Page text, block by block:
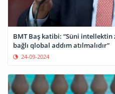
BMT Baş katibi: “Süni intellektin
bağlı qlobal addım atılmalıdır”
24-09-2024